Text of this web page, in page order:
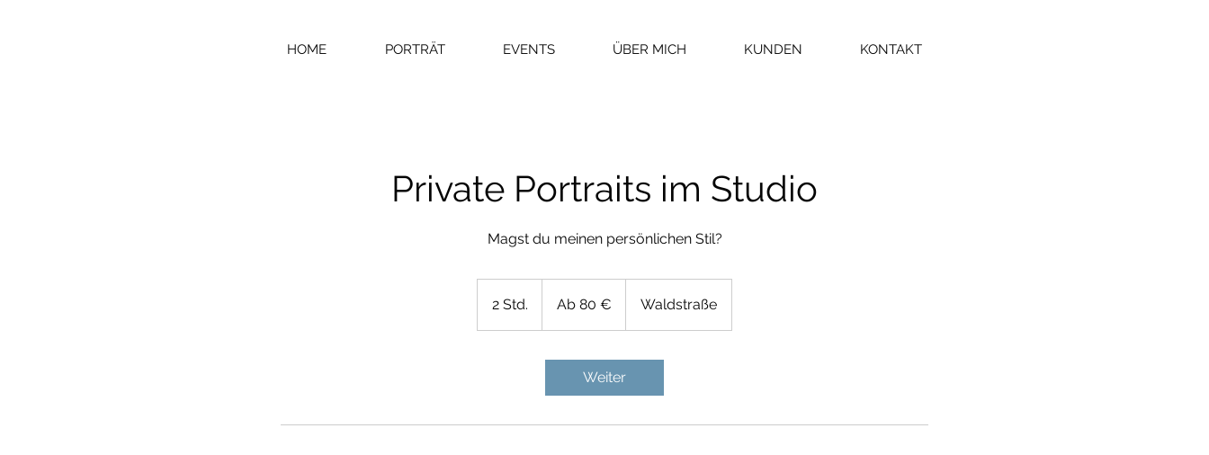
HOME PORTRÄT EVENTS ÜBER MICH KUNDEN KONTAKT
Private Portraits im Studio
Magst du meinen persönlichen Stil?
2 Std.
S
EuroAb 80 € Waldstraße
Weiter